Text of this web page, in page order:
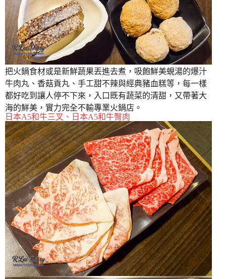
把火鍋食材或是新鮮蔬果丟進去煮，吸飽鮮美蜆湯的爆汁
牛肉丸、香菇貢丸、手工甜不辣與經典豬血糕等，每一樣
都好吃到讓人停不下來，入口既有蔬菜的清甜，又帶著大
海的鮮美，實力完全不輸專業火鍋店。
日本A5和牛三叉、日本A5和牛臀肉